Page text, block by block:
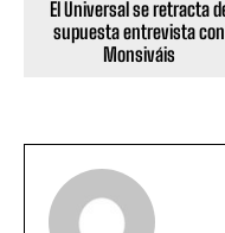
El Universal se retracta
supuesta entrevista con
Monsiváis